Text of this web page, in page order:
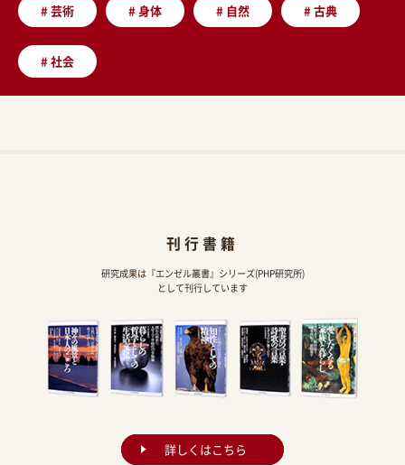
#芸術 #身体 # 自然 #古典
#社会
刊行書籍
研究成果は『エンゼル叢書』シリーズ(PHP研究所)
として刊行しています
詳しくはこちら